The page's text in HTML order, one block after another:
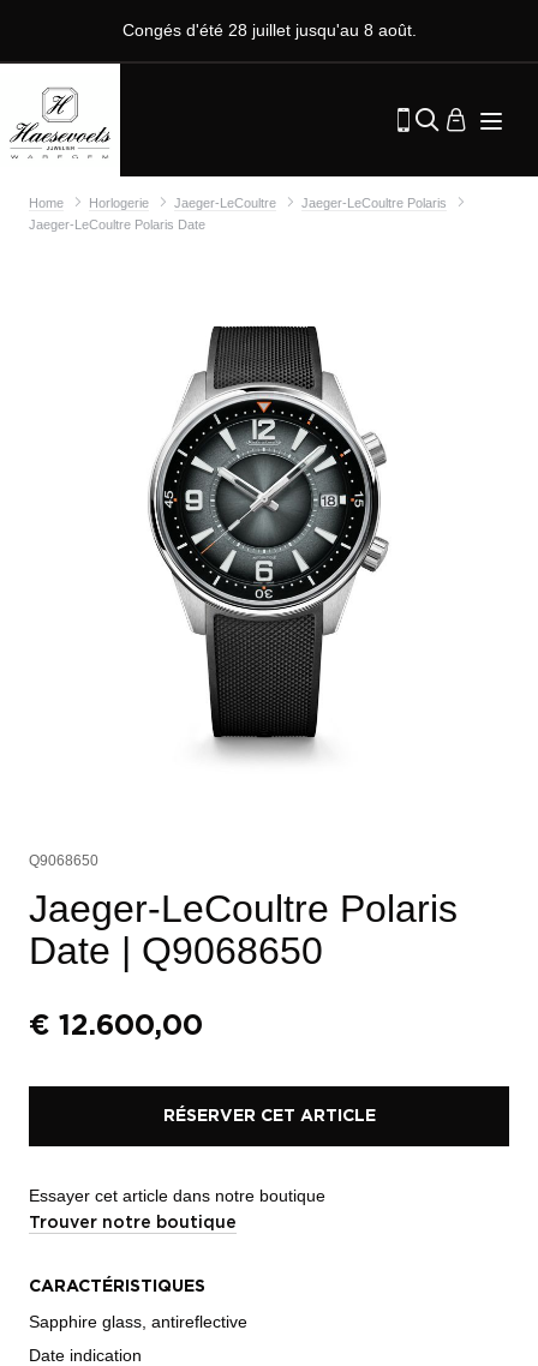
Congés d'été 28 juillet jusqu'au 8 août.
Home Horlogerie Jaeger-LeCoultre
Jaeger-LeCoultre Polaris
Jaeger-LeCoultre Polaris Date
Q9068650
Jaeger-LeCoultre Polaris
Date | Q9068650
€ 12.600,00
RÉSERVER CET ARTICLE
Essayer cet article dans notre boutique
Trouver notre boutique
CARACTÉRISTIQUES
Sapphire glass, antireflective
Date indication